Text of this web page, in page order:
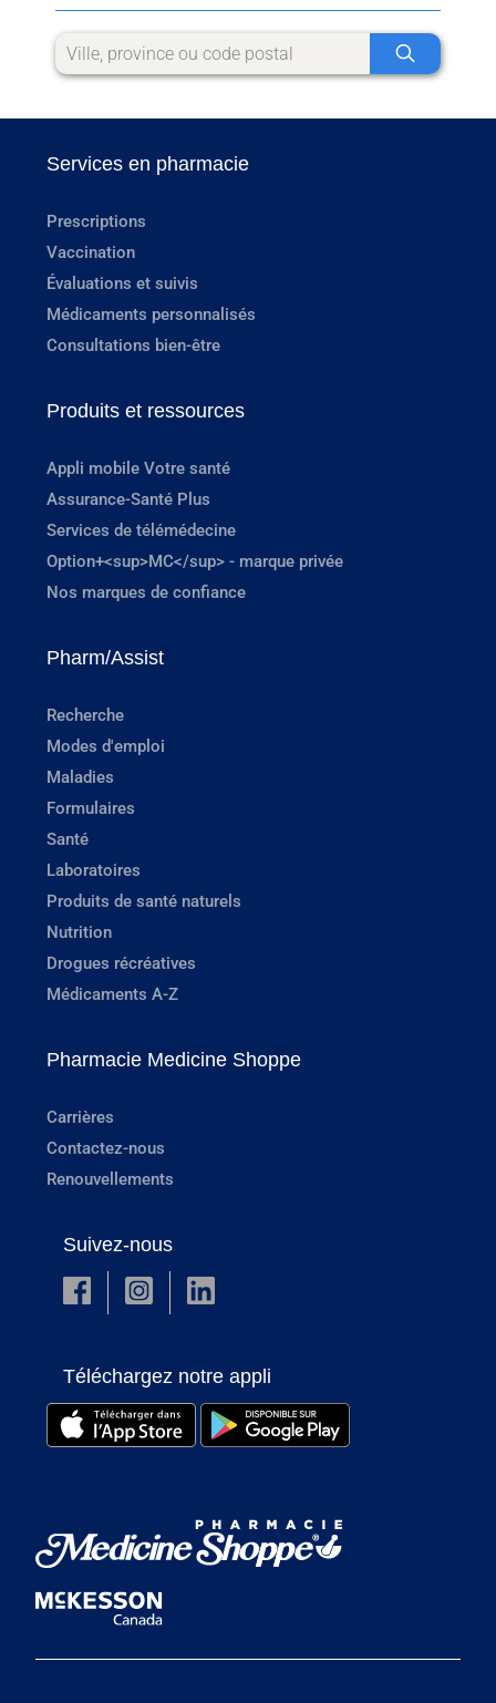
Services en pharmacie
Prescriptions
Vaccination
Évaluations et suivis
Médicaments personnalisés
Consultations bien-être
Produits et ressources
Appli mobile Votre santé
Assurance-Santé Plus
Services de télémédecine
Option+<sup>MC</sup> - marque privée
Nos marques de confiance
Pharm/Assist
Recherche
Modes d'emploi
Maladies
Formulaires
Santé
Laboratoires
Produits de santé naturels
Nutrition
Drogues récréatives
Médicaments A-Z
Pharmacie Medicine Shoppe
Carrières
Contactez-nous
Renouvellements
Suivez-nous
Téléchargez notre appli